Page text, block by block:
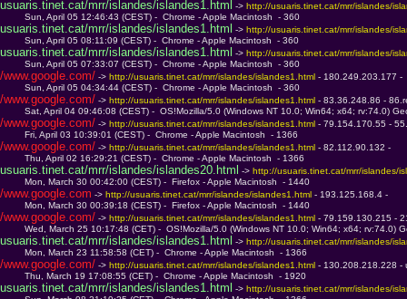
usuaris.tinet.cat/mrr/islandes/islandes1.html -> http://usuaris.tinet.cat/mrr/islandes/
Sun, April 05 12:46:43 (CEST) -  Chrome - Apple Macintosh  - 360
usuaris.tinet.cat/mrr/islandes/islandes1.html -> http://usuaris.tinet.cat/mrr/islandes/
Sun, April 05 08:11:09 (CEST) -  Chrome - Apple Macintosh  - 360
usuaris.tinet.cat/mrr/islandes/islandes1.html -> http://usuaris.tinet.cat/mrr/islandes/
Sun, April 05 07:33:07 (CEST) -  Chrome - Apple Macintosh  - 360
/www.google.com/ -> http://usuaris.tinet.cat/mrr/islandes/islandes1.html - 180.249.203.177 -
Sun, April 05 04:34:44 (CEST) -  Chrome - Apple Macintosh  - 360
/www.google.com/ -> http://usuaris.tinet.cat/mrr/islandes/islandes1.html - 83.36.248.86 -
Sat, April 04 09:46:08 (CEST) -  OS!Mozilla/5.0 (Windows NT 10.0; Win64; x64; rv:74.0)
/www.google.com/ -> http://usuaris.tinet.cat/mrr/islandes/islandes1.html - 79.154.170.55 -
Fri, April 03 10:39:01 (CEST) -  Chrome - Apple Macintosh  - 1366
/www.google.com/ -> http://usuaris.tinet.cat/mrr/islandes/islandes1.html - 82.112.90.132 -
Thu, April 02 16:29:21 (CEST) -  Chrome - Apple Macintosh  - 1366
usuaris.tinet.cat/mrr/islandes/islandes20.html -> http://usuaris.tinet.cat/mrr/islandes/
Mon, March 30 00:42:00 (CEST) -  Firefox - Apple Macintosh  - 1440
/www.google.com -> http://usuaris.tinet.cat/mrr/islandes/islandes1.html - 193.125.168.4 -
Mon, March 30 00:39:18 (CEST) -  Firefox - Apple Macintosh  - 1440
/www.google.com/ -> http://usuaris.tinet.cat/mrr/islandes/islandes1.html - 79.159.130.215 -
Wed, March 25 10:17:48 (CET) -  OS!Mozilla/5.0 (Windows NT 10.0; Win64; x64; rv:74.0)
usuaris.tinet.cat/mrr/islandes/islandes1.html -> http://usuaris.tinet.cat/mrr/islandes/
Mon, March 23 11:58:58 (CET) -  Chrome - Apple Macintosh  - 1366
/www.google.com/ -> http://usuaris.tinet.cat/mrr/islandes/islandes1.html - 130.208.218.228 -
Thu, March 19 17:08:55 (CET) -  Chrome - Apple Macintosh  - 1920
usuaris.tinet.cat/mrr/islandes/islandes1.html -> http://usuaris.tinet.cat/mrr/islandes/